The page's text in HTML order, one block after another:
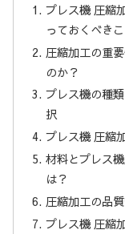
プレス機 圧縮
っておくべき
圧縮加工の重
のか？
プレス機の種
択
プレス機 圧縮
材料とプレス
は？
圧縮加工の品
プレス機 圧縮